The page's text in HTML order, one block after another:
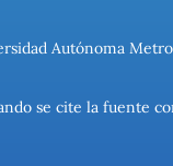
Autónoma
se cite la fuente